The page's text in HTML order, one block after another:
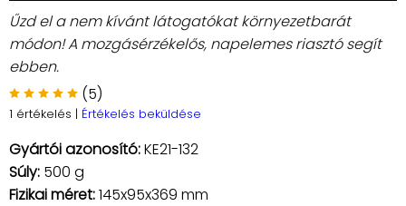
Űzd el a nem kívánt látogatókat környezetbarát
módon! A mozgásérzékelős, napelemes riasztó segít
ebben.
(5)
1 értékelés | Értékelés beküldése
Gyártói azonosító:KE21-132
Súly: 500 g
Fizikai méret:145x95x369 mm